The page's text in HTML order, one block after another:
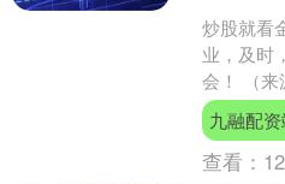
炒股就看
业，及时
会！ （来
获悉，
亚·维拉格
九融配
查看：